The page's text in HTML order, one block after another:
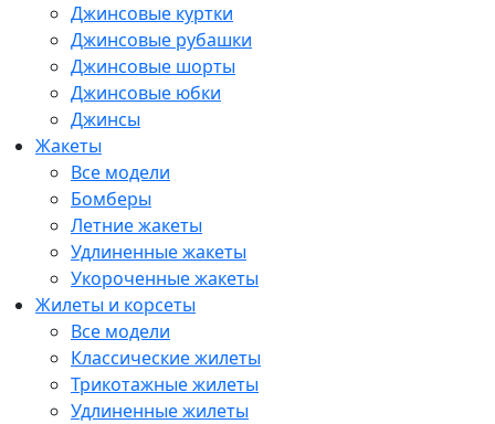
Джинсовые куртки
Джинсовые рубашки
Джинсовые шорты
Джинсовые юбки
Джинсы
Жакеты
Все модели
Бомберы
Летние жакеты
Удлиненные жакеты
Укороченные жакеты
Жилеты и корсеты
Все модели
Классические жилеты
Трикотажные жилеты
Удлиненные жилеты